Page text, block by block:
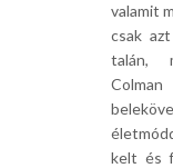
valamit
csak
talán,
kelt és